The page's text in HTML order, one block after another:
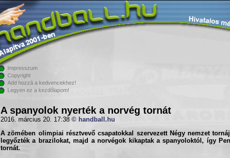
Impresszum
Copyright
Add hozzá a kedvencekhez!
Legyen ez a kezdőlapom!
A spanyolok nyerték a norvég tornát
2016. március 20. 17:38 © handball.hu
A zömében olimpiai résztvevő csapatokkal szervezett Négy nemzet
legyőzték a brazilokat, majd a norvégok kikaptak a spanyoloktól, így
tornát.